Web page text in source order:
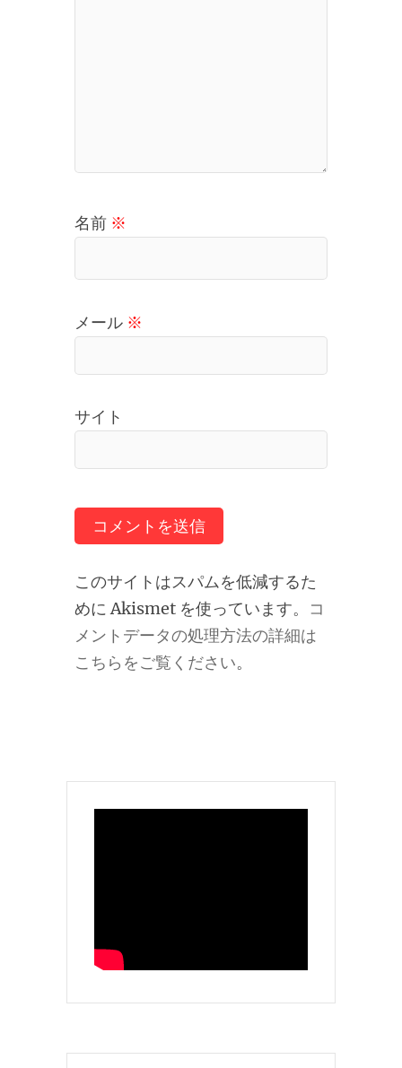
名前 ※
メール ※
サイト
このサイトはスパムを低減するた
めに Akismet を使っています。 コ
メントデータの処理方法の詳細は
こちらをご覧ください。